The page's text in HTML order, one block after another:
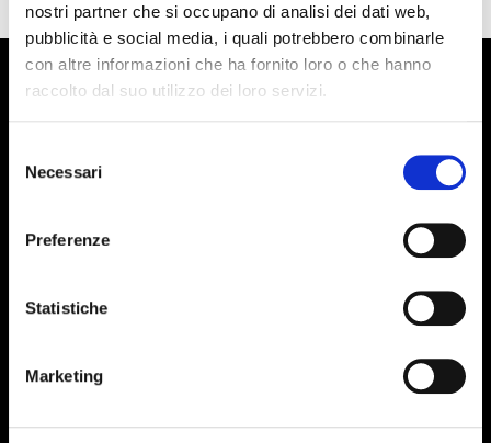
nostri partner che si occupano di analisi dei dati web,
pubblicità e social media, i quali potrebbero combinarle
con altre informazioni che ha fornito loro o che hanno
raccolto dal suo utilizzo dei loro servizi.
delNecessari
Preferenze
Statistiche
Marketing
can cancel your subscription at any time